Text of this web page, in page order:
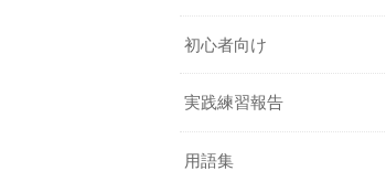
初心者向け
実践練習報告
用語集